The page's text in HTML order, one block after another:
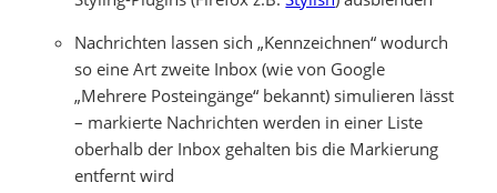
Nachrichten lassen sich „Kennzeichnen“ wodurch
so eine Art zweite Inbox (wie von Google
„Mehrere Posteingänge“ bekannt) simulieren lässt
– markierte Nachrichten werden in einer Liste
oberhalb der Inbox gehalten bis die Markierung
entfernt wird